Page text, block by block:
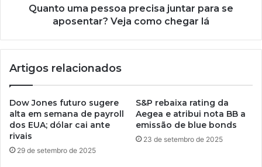
Quanto uma pessoa precisa juntar para se
aposentar? Veja como chegar lá
Artigos relacionados
Dow Jones futuro sugere
alta em semana de payroll
dos EUA; dólar cai ante
rivais
29 de setembro de 2025
S&P rebaixa rating da
Aegea e atribui nota BB a
emissão de blue bonds
23 de setembro de 2025